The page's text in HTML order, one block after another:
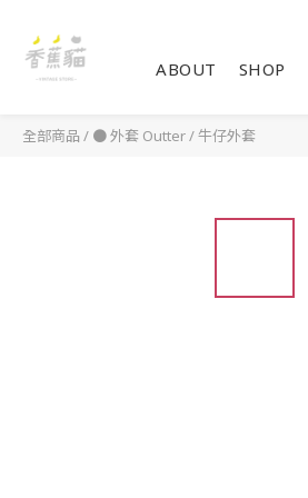
ABOUT SHOP
全部商品 / ● 外套 Outter/牛仔外套